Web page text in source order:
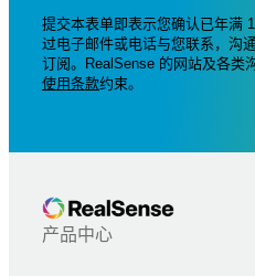
提交本表单即表示您确认已年满
过电子邮件或电话与您联系，沟
订阅。RealSense 的网站及各类
使用条款约束。
产品中心